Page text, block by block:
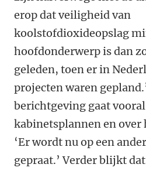
erop dat veiligheid van
koolstofdioxideopslag
hoofdonderwerp is dan
geleden, toen er in
projecten waren
berichtgeving gaat
kabinetsplannen en over
‘Er wordt nu op een
gepraat.’ Verder blijkt